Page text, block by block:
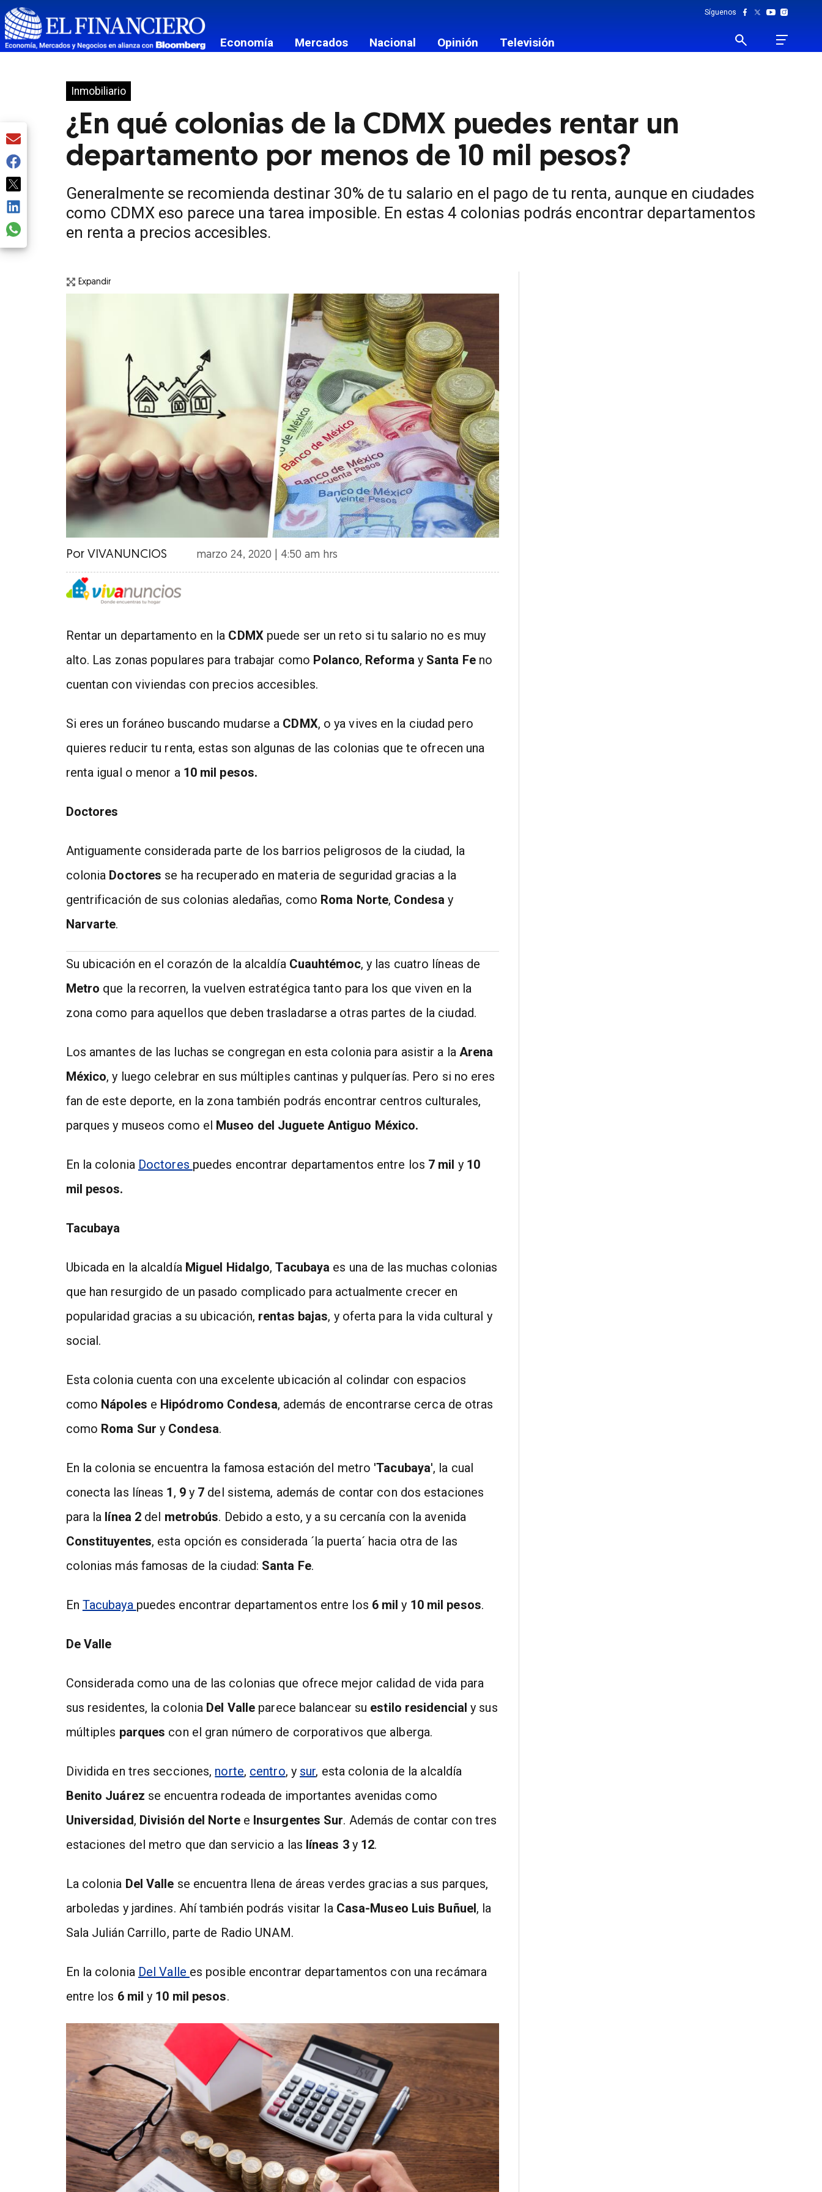
Economía Mercados Nacional Opinión Televisión
Síguenos
Inmobiliario
¿En qué colonias de la CDMX puedes rentar un
departamento por menos de 10 mil pesos?
Generalmente se recomienda destinar 30% de tu salario en el pago de tu renta, aunque en ciudades
como CDMX eso parece una tarea imposible. En estas 4 colonias podrás encontrar departamentos
en renta a precios accesibles.
Expandir
PorVIVANUNCIOS marzo 24, 2020 | 4:50 am hrs
Rentar un departamento en la CDMX puede ser un reto si tu salario no es muy
alto. Las zonas populares para trabajar como Polanco, Reforma y Santa Feno
cuentan con viviendas con precios accesibles.
Si eres un foráneo buscando mudarse a CDMX, o ya vives en la ciudad pero
quieres reducir tu renta, estas son algunas de las colonias que te ofrecen una
renta igual o menor a 10 mil pesos.
Doctores
Antiguamente considerada parte de los barrios peligrosos de la ciudad, la
colonia Doctores se ha recuperado en materia de seguridad gracias a la
gentrificación de sus colonias aledañas, como Roma Norte, Condesay
Narvarte.
Su ubicación en el corazón de la alcaldía Cuauhtémoc, y las cuatro líneas de
Metro que la recorren, la vuelven estratégica tanto para los que viven en la
zona como para aquellos que deben trasladarse a otras partes de la ciudad.
Los amantes de las luchas se congregan en esta colonia para asistir a la Arena
México, y luego celebrar en sus múltiples cantinas y pulquerías. Pero si no eres
fan de este deporte, en la zona también podrás encontrar centros culturales,
parques y museos como el Museo del Juguete Antiguo México.
En la colonia Doctores puedes encontrar departamentos entre los 7 mil y 10
mil pesos.
Tacubaya
Ubicada en la alcaldía Miguel Hidalgo,Tacubaya es una de las muchas colonias
que han resurgido de un pasado complicado para actualmente crecer en
popularidad gracias a su ubicación, rentas bajas, y oferta para la vida cultural y
social.
Esta colonia cuenta con una excelente ubicación al colindar con espacios
como Nápoles e Hipódromo Condesa, además de encontrarse cerca de otras
como Roma Sur y Condesa.
En la colonia se encuentra la famosa estación del metro 'Tacubaya', la cual
conecta las líneas 1 , 9y 7 del sistema, además de contar con dos estaciones
para la línea 2 del metrobús. Debido a esto, y a su cercanía con la avenida
Constituyentes, esta opción es considerada ´la puerta´ hacia otra de las
colonias más famosas de la ciudad: Santa Fe.
En Tacubaya puedes encontrar departamentos entre los 6 mil y 10 mil pesos.
De Valle
Considerada como una de las colonias que ofrece mejor calidad de vida para
sus residentes, la colonia Del Valle parece balancear su estilo residencialy sus
múltiples parques con el gran número de corporativos que alberga.
Dividida en tres secciones, norte, centro, y sur, esta colonia de la alcaldía
Benito Juárez se encuentra rodeada de importantes avenidas como
Universidad, División del Nortee Insurgentes Sur. Además de contar con tres
estaciones del metro que dan servicio a las líneas 3 y 12.
La colonia Del Valle se encuentra llena de áreas verdes gracias a sus parques,
arboledas y jardines. Ahí también podrás visitar la Casa-Museo Luis Buñuel, la
Sala Julián Carrillo, parte de Radio UNAM.
En la colonia Del Valle es posible encontrar departamentos con una recámara
entre los 6 mil y 10 mil pesos.